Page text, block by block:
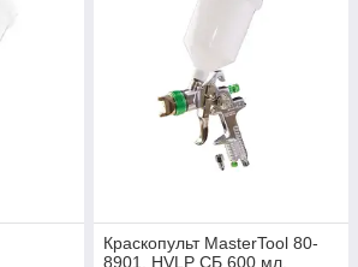
Краскопульт MasterTool 80-
8901, HVLP СБ 600 мл,